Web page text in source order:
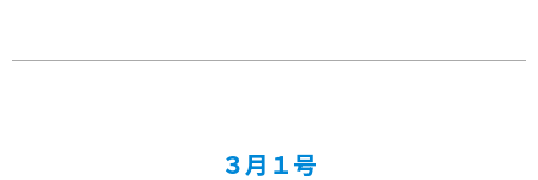
３月１号